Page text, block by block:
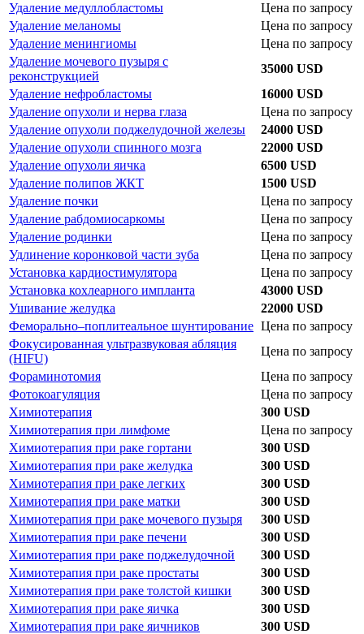
Удаление медуллобластомы
Цена по запросу
Удаление меланомы
Цена по запросу
Удаление менингиомы
Цена по запросу
Удаление мочевого пузыря с
реконструкцией
35000 USD
Удаление нефробластомы
16000 USD
Удаление опухоли и нерва глаза
Цена по запросу
Удаление опухоли поджелудочной железы
24000 USD
Удаление опухоли спинного мозга
22000 USD
Удаление опухоли яичка
6500 USD
Удаление полипов ЖКТ
1500 USD
Удаление почки
Цена по запросу
Удаление рабдомиосаркомы
Цена по запросу
Удаление родинки
Цена по запросу
Удлинение коронковой части зуба
Цена по запросу
Установка кардиостимулятора
Цена по запросу
Установка кохлеарного импланта
43000 USD
Ушивание желудка
22000 USD
Феморально–поплитеальное шунтирование Цена по запросу
Фокусированная ультразвуковая абляция
(HIFU)
Цена по запросу
Фораминотомия
Цена по запросу
Фотокоагуляция
Цена по запросу
Химиотерапия
300 USD
Химиотерапия при лимфоме
Цена по запросу
Химиотерапия при раке гортани
300 USD
Химиотерапия при раке желудка
300 USD
Химиотерапия при раке легких
300 USD
Химиотерапия при раке матки
300 USD
Химиотерапия при раке мочевого пузыря
300 USD
Химиотерапия при раке печени
300 USD
Химиотерапия при раке поджелудочной
300 USD
Химиотерапия при раке простаты
300 USD
Химиотерапия при раке толстой кишки
300 USD
Химиотерапия при раке яичка
300 USD
Химиотерапия при раке яичников
300 USD